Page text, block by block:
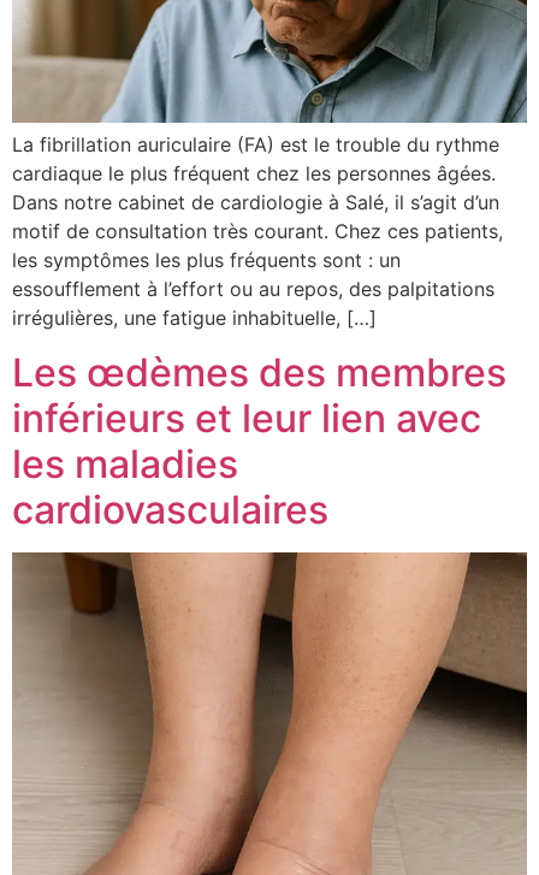
La fibrillation auriculaire (FA) est le trouble du rythme
cardiaque le plus fréquent chez les personnes âgées.
Dans notre cabinet de cardiologie à Salé, il s’agit d’un
motif de consultation très courant. Chez ces patients,
les symptômes les plus fréquents sont : un
essoufflement à l’effort ou au repos, des palpitations
irrégulières, une fatigue inhabituelle, […]
Les œdèmes des membres
inférieurs et leur lien avec
les maladies
cardiovasculaires